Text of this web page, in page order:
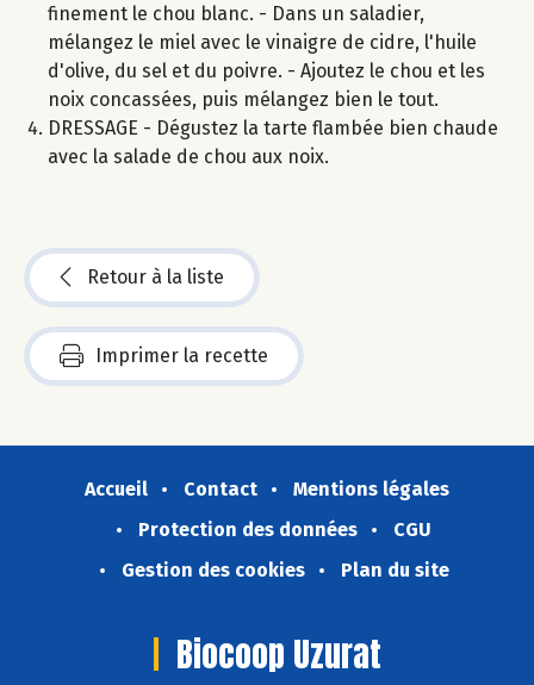
finement le chou blanc. - Dans un saladier,
mélangez le miel avec le vinaigre de cidre, l'huile
d'olive, du sel et du poivre. - Ajoutez le chou et les
noix concassées, puis mélangez bien le tout.
DRESSAGE - Dégustez la tarte flambée bien chaude
avec la salade de chou aux noix.
Retour à la liste
Imprimer la recette
Accueil Contact
Mentions légales
Protection des données
CGU
Gestion des cookies
Plan du site
Biocoop Uzurat